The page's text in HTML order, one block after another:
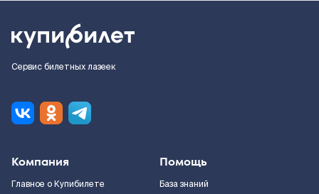
Сервис билетных лазеек
Компания
Главное о Купибилете
Помощь
База знаний